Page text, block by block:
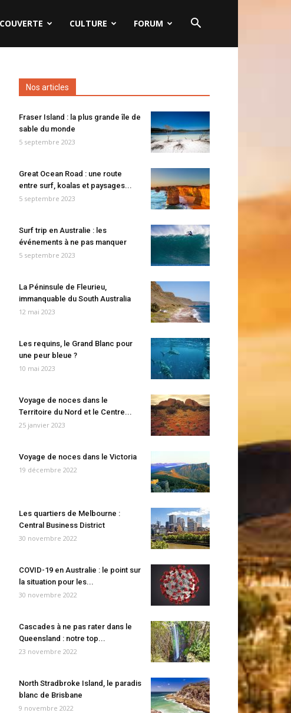
CULTURE FORUM
Nos articles
Fraser Island : la plus grande île de
sable du monde
5 septembre 2023
Great Ocean Road : une route
entre surf, koalas et paysages...
5 septembre 2023
Surf trip en Australie : les
événements à ne pas manquer
5 septembre 2023
La Péninsule de Fleurieu,
immanquable du South Australia
12 mai 2023
Les requins, le Grand Blanc pour
une peur bleue ?
10 mai 2023
Voyage de noces dans le
Territoire du Nord et le Centre...
25 janvier 2023
Voyage de noces dans le Victoria
19 décembre 2022
Les quartiers de Melbourne :
Central Business District
30 novembre 2022
COVID-19 en Australie : le point sur
la situation pour les...
30 novembre 2022
Cascades à ne pas rater dans le
Queensland : notre top...
23 novembre 2022
North Stradbroke Island, le paradis
blanc de Brisbane
9 novembre 2022